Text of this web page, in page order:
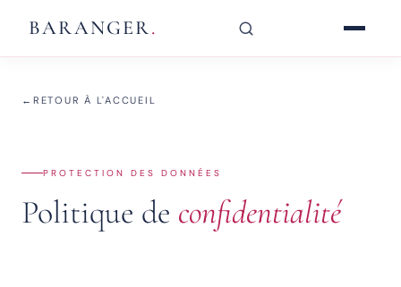
BARANGER.
RETOUR À L'ACCUEIL
PROTECTION DES DONNÉES
Politique de confidentialité